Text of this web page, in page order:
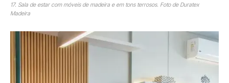
17. Sala de estar com móveis de madeira e em tons terrosos. Foto de Duratex
Madeira